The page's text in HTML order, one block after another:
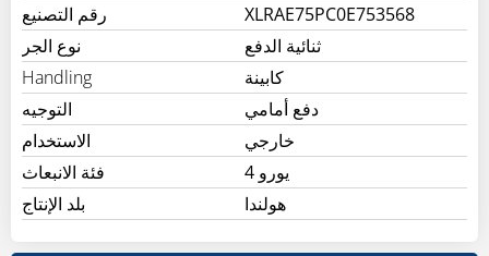
رقم التصنيع
XLRAE75PC0E753568
نوع الجر
ثنائية الدفع
Handling
كابينة
التوجيه
دفع أمامي
الاستخدام
خارجي
فئة الانبعاث
يورو 4
بلد الإنتاج
هولندا